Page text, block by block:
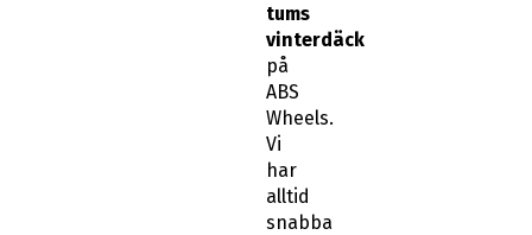
tums
vinterdäck
på
ABS
Wheels.
Vi
har
alltid
snabba